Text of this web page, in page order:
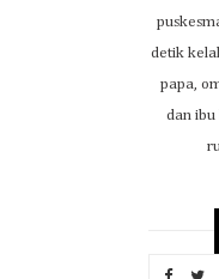
detik
papa,
dan ibu